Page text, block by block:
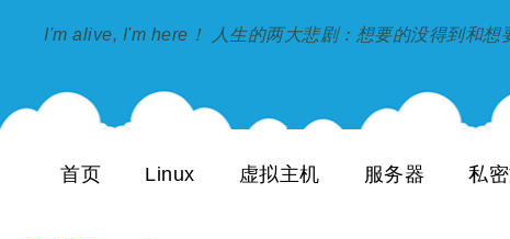
I'm alive, I'm here！ 人生的两大悲剧：想要的没得到和想
首页 Linux 虚拟主机 服务器 私